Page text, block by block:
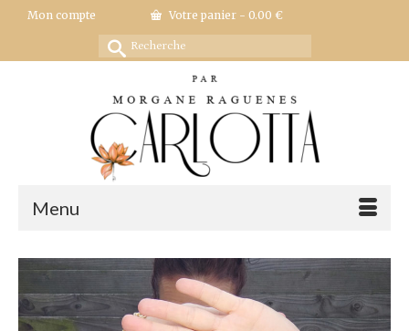
Mon compte Votre panier - 0.00 €
Rechercher :
Menu